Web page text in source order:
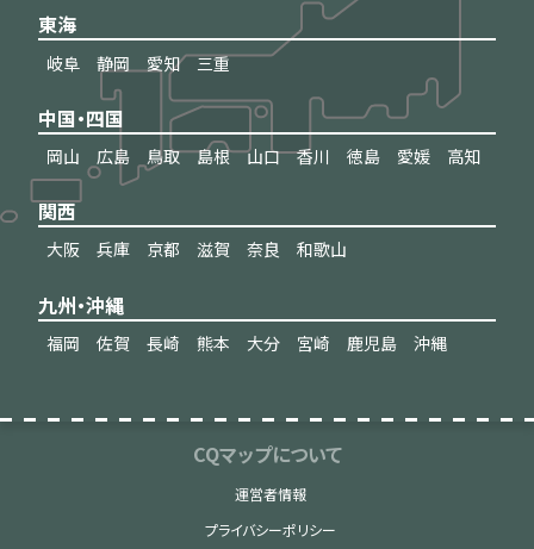
東海
岐阜 静岡 愛知 三重
中国・四国
岡山 広島 鳥取 島根 山口 香川 徳島 愛媛 高知
関西
大阪 兵庫 京都 滋賀 奈良 和歌山
九州・沖縄
福岡 佐賀 長崎 熊本 大分 宮崎 鹿児島 沖縄
CQマップについて
運営者情報
プライバシーポリシー